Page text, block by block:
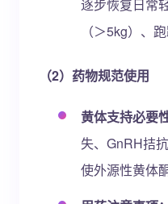
逐步恢复日常
（＞5kg）、
（2）药物规范使用
黄体支持必要
失、GnRH拮
使外源性黄体